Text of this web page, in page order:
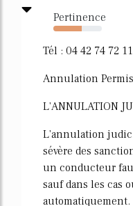
Pertinence
58%
Tél : 04 42 74 72 11
Annulation Permis
L'ANNULATION
L'annulation
sévère des
un conducteur
sauf dans les cas
automatiquement.